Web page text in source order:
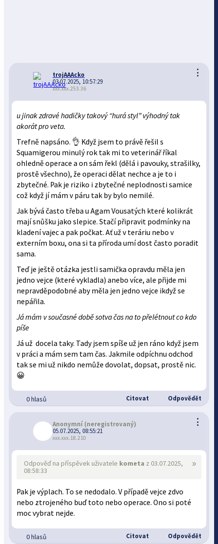
⋮
trojAAAcko
03.07.2025, 10:57:29
xxx.xxx.253.36
u jinak zdravé hadičky takový “hurá styl” výhodný tak
akorát pro veta.
Trefně napsáno. 👌 Když jsem to právě řešil s
Squamigerou minulý rok tak mi to veterinář říkal
ohledně operace a on sám řekl (dělá i pavouky, strašilky,
prostě všechno), že operaci dělat nechce a je to i
zbytečné. Pak je riziko i zbytečné neplodnosti samice
což když jí mám v páru tak by bylo nemilé.
Jak bývá často třeba u Agam Vousatých které kolikrát
mají snůšku jako slepice. Stačí připravit podmínky na
kladení vajec a pak počkat. Ať už v teráriu nebo v
externím boxu, ona si ta příroda umí dost často poradit
sama.
Teď je ještě otázka jestli samička opravdu měla jen
jedno vejce (které vykladla) anebo více, ale přijde mi
nepravděpodobné aby měla jen jedno vejce ikdyž se
nepářila.
Já mám v současné době sotva čas na to přelétnout co kdo
píše
Já už docela taky. Tady jsem spíše už jen ráno když jsem
v práci a mám sem tam čas. Jakmile odpíchnu odchod
tak se mi už nikdo nemůže dovolat, dopsat, prostě nic.
😀
0 hlasů Citovat Odpovědět
⋮
Anonymní (neregistrovaný)
05.07.2025, 08:55:21
xxx.xxx.18.210
»
Odpověď na příspěvek uživatele kometa z 03.07.2025,
08:58:33
Pak je výplach. To se nedodalo. V případě vejce zdvo
nebo ztrojeného buď toto nebo operace. Ono si poté
moc vybrat nejde.
0 hlasů Citovat Odpovědět